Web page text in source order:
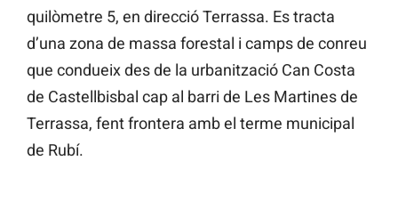
quilòmetre 5, en direcció Terrassa. Es tracta
d’una zona de massa forestal i camps de conreu
que condueix des de la urbanització Can Costa
de Castellbisbal cap al barri de Les Martines de
Terrassa, fent frontera amb el terme municipal
de Rubí.